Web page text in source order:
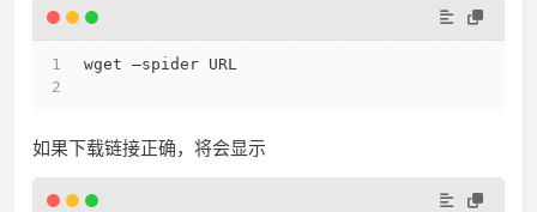
wget –spider URL
如果下载链接正确，将会显示